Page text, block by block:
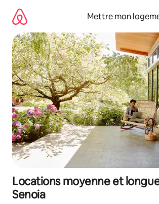
directement
contenu
Mettre mon
Locations moyenne et
Senoia